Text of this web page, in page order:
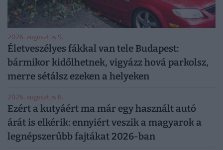
2026. augusztus 9.
Életveszélyes fákkal van tele Budapest:
bármikor kidőlhetnek, vigyázz hová parkolsz,
merre sétálsz ezeken a helyeken
2026. augusztus 8.
Ezért a kutyáért ma már egy használt autó
árát is elkérik: ennyiért veszik a magyarok a
legnépszerűbb fajtákat 2026-ban